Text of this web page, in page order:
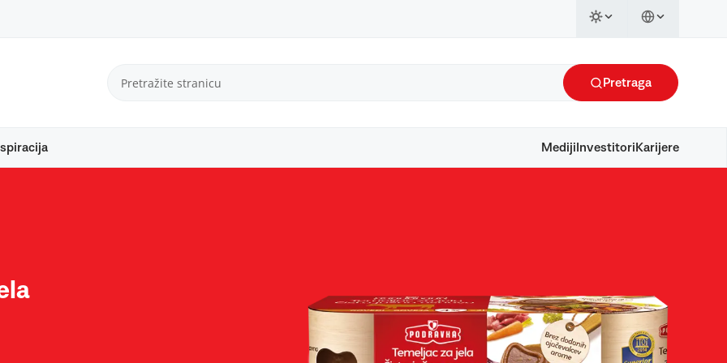
Pretraga
Mediji Investitori Karijere